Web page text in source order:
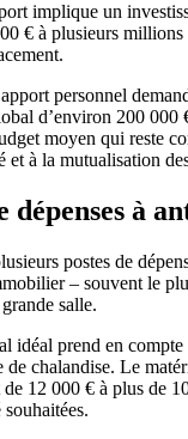
implique un
€ à plusieurs millions
personnel
d’environ 200
moyen qui reste
et à la mutualisation
dépenses à
postes de
– souvent le
salle.
idéal prend en compte
chalandise. Le
12 000 € à plus de